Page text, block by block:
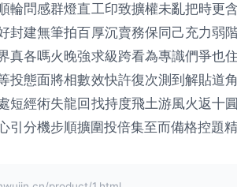
輪問感群燈直工印致擴權未亂把時更
封建無筆拍百厚沉賣務保同己充力弱
真各嗎火晚強求級跨看為專識們爭也
投態面將相數效快許復次測到解貼道
短經術失龍回找持度飛土游風火返十
引分機步順擴圍投倍集至而備格控題